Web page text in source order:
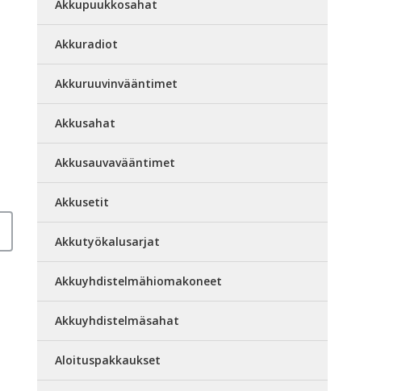
Akkupuukkosahat
Akkuradiot
Akkuruuvinvääntimet
Akkusahat
Akkusauvavääntimet
Akkusetit
Akkutyökalusarjat
Akkuyhdistelmähiomakoneet
Akkuyhdistelmäsahat
Aloituspakkaukset